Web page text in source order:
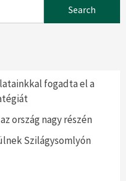
fogadta el a
ország nagy részén
Szilágysomlyón